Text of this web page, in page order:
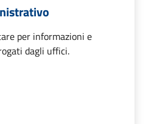
per informazioni e
dagli uffici.